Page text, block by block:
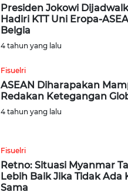
Presiden Jokowi
Hadiri KTT Uni Eropa-
Belgia
4 tahun yang lalu
Fisuelri
ASEAN Diharapakan
Redakan Ketegangan
4 tahun yang lalu
Fisuelri
Retno: Situasi Myanmar
Lebih Baik Jika Tidak Ada
Sama